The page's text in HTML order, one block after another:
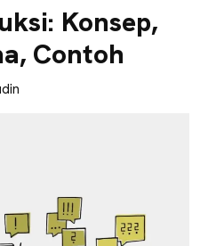
Konsep,
Contoh